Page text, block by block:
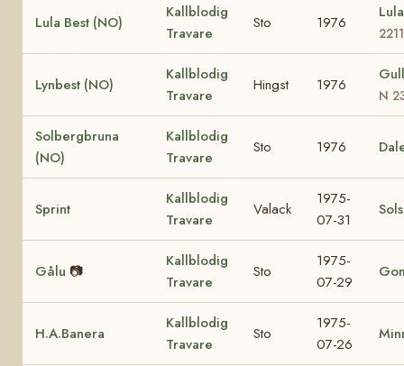
Lula Best (NO)
Kallblodig
Travare
Sto 1976
Lynbest (NO)
Kallblodig
Travare
Hingst 1976
N
Solbergbruna
(NO)
Kallblodig
Travare
Sto 1976
Sprint
Kallblodig
Travare
Valack
1975-
07-31
Gålu 📷
Kallblodig
Travare
Sto
1975-
07-29
H.A.Banera
Kallblodig
Travare
Sto
1975-
07-26